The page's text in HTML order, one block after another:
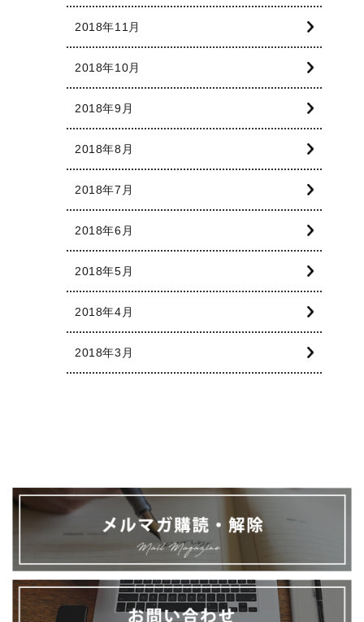
2018年11月
2018年10月
2018年9月
2018年8月
2018年7月
2018年6月
2018年5月
2018年4月
2018年3月